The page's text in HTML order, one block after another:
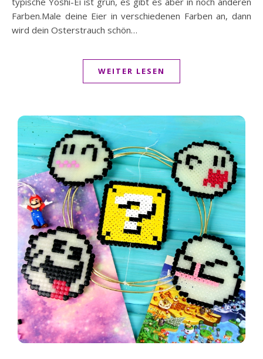
Farben.Male deine Eier in verschiedenen Farben an, dann
wird dein Osterstrauch schön…
WEITER LESEN